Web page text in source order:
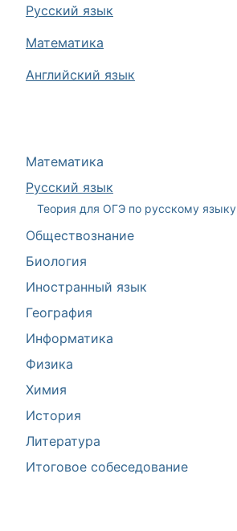
Математика
Русский язык
Теория для ОГЭ по русскому языку
Обществознание
Биология
Иностранный язык
География
Информатика
Физика
Химия
История
Литература
Итоговое собеседование
Русский язык
Математика
Английский язык